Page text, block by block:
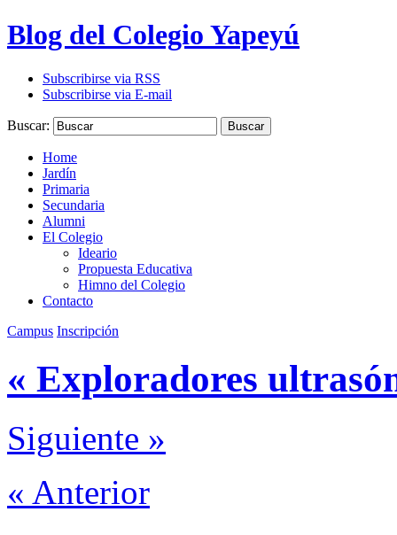
Blog del Colegio Yapeyú
Subscribirse via RSS
Subscribirse via E-mail
Buscar: Buscar
Home
Jardín
Primaria
Secundaria
Alumni
El Colegio
Ideario
Propuesta Educativa
Himno del Colegio
Contacto
Campus Inscripción
« Exploradores
Siguiente »
« Anterior